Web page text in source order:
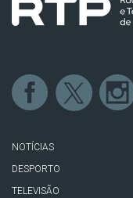
NOTÍCIAS
DESPORTO
TELEVISÃO